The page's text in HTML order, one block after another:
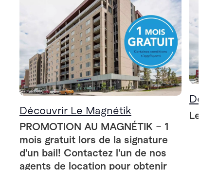
Découvrir Le Magnétik
PROMOTION AU MAGNÉTIK – 1
mois gratuit lors de la signature
d’un bail! Contactez l’un de nos
agents de location pour obtenir
Le